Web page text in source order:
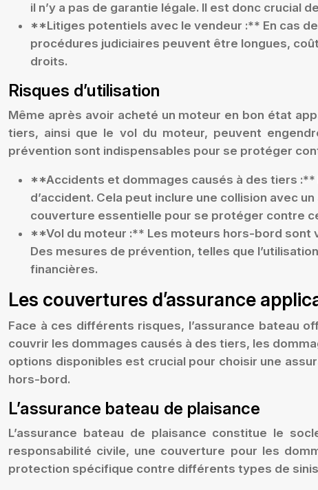
il n’y a pas de garantie légale. Il est donc
**Litiges potentiels avec le vendeur :** En cas
procédures judiciaires peuvent être longues,
droits.
Risques d’utilisation
Même après avoir acheté un moteur en bon état
tiers, ainsi que le vol du moteur, peuvent
prévention sont indispensables pour se protéger
**Accidents et dommages causés à des tiers
d’accident. Cela peut inclure une collision avec
couverture essentielle pour se protéger contre
**Vol du moteur :** Les moteurs hors-bord sont
Des mesures de prévention, telles que
financières.
Les couvertures d’assurance
Face à ces différents risques, l’assurance bateau
couvrir les dommages causés à des tiers, les
options disponibles est crucial pour choisir une
hors-bord.
L’assurance bateau de plaisance
L’assurance bateau de plaisance constitue le
responsabilité civile, une couverture pour les
protection spécifique contre différents types de